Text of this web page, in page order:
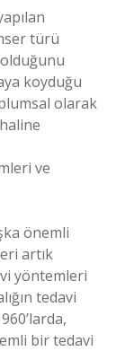
türü
koyduğu
olarak
ve
önemli
artık
yöntemleri
tedavi
bir tedavi